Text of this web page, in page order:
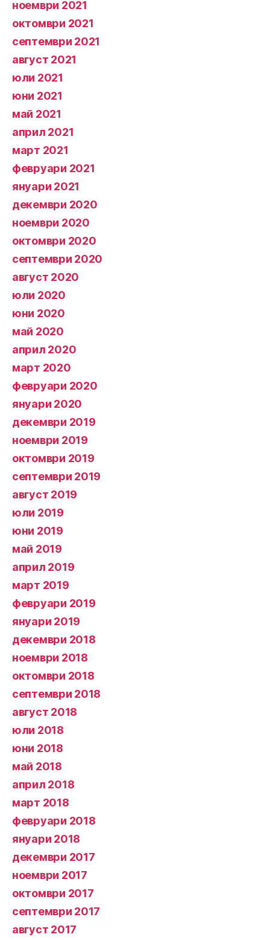
ноември 2021
октомври 2021
септември 2021
август 2021
юли 2021
юни 2021
май 2021
април 2021
март 2021
февруари 2021
януари 2021
декември 2020
ноември 2020
октомври 2020
септември 2020
август 2020
юли 2020
юни 2020
май 2020
април 2020
март 2020
февруари 2020
януари 2020
декември 2019
ноември 2019
октомври 2019
септември 2019
август 2019
юли 2019
юни 2019
май 2019
април 2019
март 2019
февруари 2019
януари 2019
декември 2018
ноември 2018
октомври 2018
септември 2018
август 2018
юли 2018
юни 2018
май 2018
април 2018
март 2018
февруари 2018
януари 2018
декември 2017
ноември 2017
октомври 2017
септември 2017
август 2017